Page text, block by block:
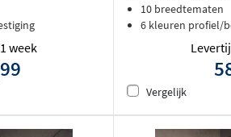
week
10 breedtematen
6 kleuren profiel/
Vergelijk